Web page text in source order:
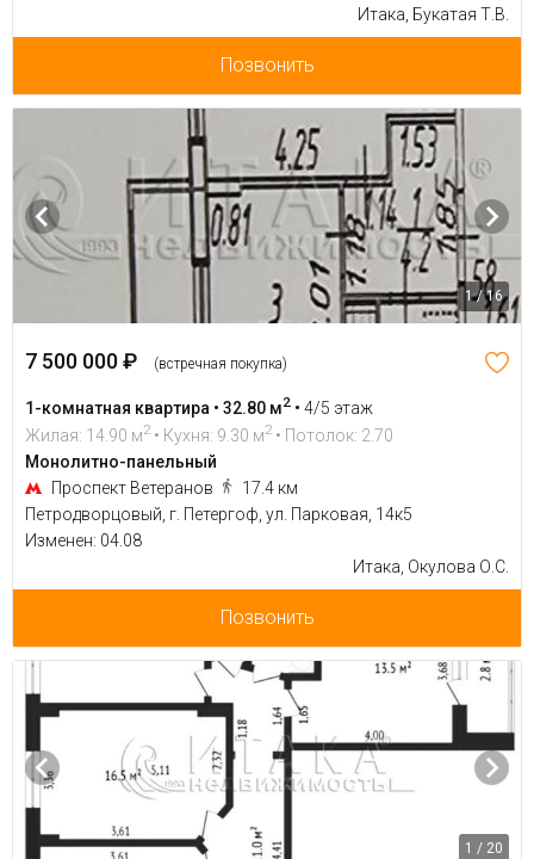
Итака, Букатая Т.В.
Позвонить
1 / 16
7 500 000 ₽ (встречная покупка)
1-комнатная квартира • 32.80 м2 • 4/5 этаж
Жилая: 14.90 м2 • Кухня: 9.30 м2 • Потолок: 2.70
Монолитно-панельный
Проспект Ветеранов
17.4 км
Петродворцовый, г. Петергоф, ул. Парковая, 14к5
Изменен: 04.08
Итака, Окулова О.С.
Позвонить
1 / 20